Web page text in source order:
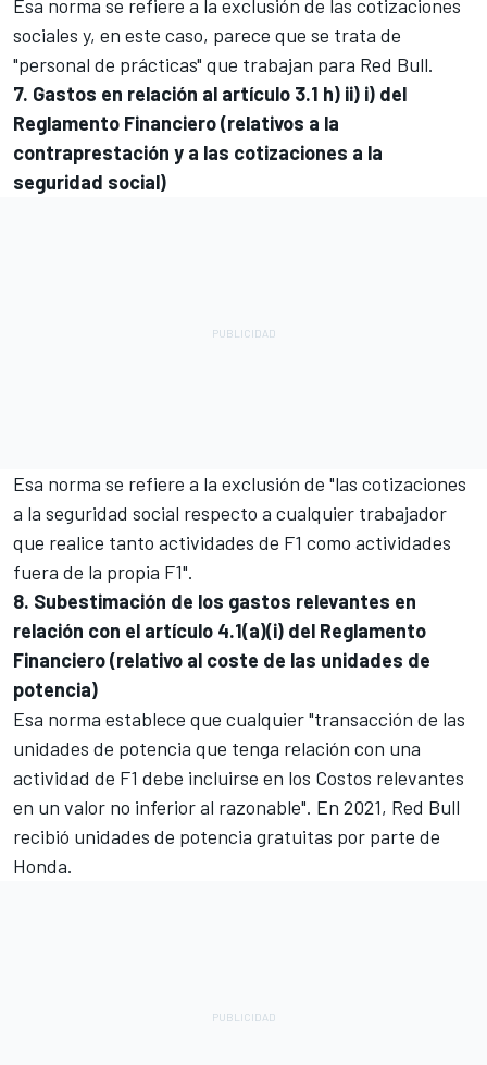
Esa norma se refiere a la exclusión de las cotizaciones
sociales y, en este caso, parece que se trata de
"personal de prácticas" que trabajan para Red Bull.
7. Gastos en relación al artículo 3.1 h) ii) i) del
Reglamento Financiero (relativos a la
contraprestación y a las cotizaciones a la
seguridad social)
Esa norma se refiere a la exclusión de "las cotizaciones
a la seguridad social respecto a cualquier trabajador
que realice tanto actividades de F1 como actividades
fuera de la propia F1".
8. Subestimación de los gastos relevantes en
relación con el artículo 4.1(a)(i) del Reglamento
Financiero (relativo al coste de las unidades de
potencia)
Esa norma establece que cualquier "transacción de las
unidades de potencia que tenga relación con una
actividad de F1 debe incluirse en los Costos relevantes
en un valor no inferior al razonable". En 2021, Red Bull
recibió unidades de potencia gratuitas por parte de
Honda.